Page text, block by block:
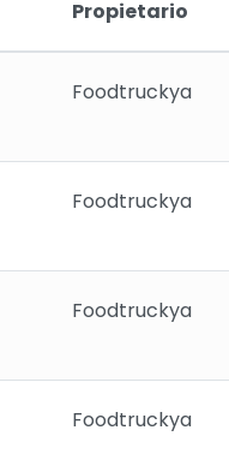
Propietario
Foodtruckya
Foodtruckya
Foodtruckya
Foodtruckya